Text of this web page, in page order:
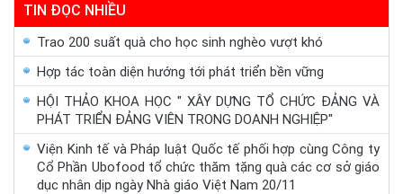
TIN ĐỌC NHIỀU
Trao 200 suất quà cho học sinh nghèo vượt khó
Hợp tác toàn diện hướng tới phát triển bền vững
HỘI THẢO KHOA HỌC " XÂY DỰNG TỔ CHỨC ĐẢNG VÀ
PHÁT TRIỂN ĐẢNG VIÊN TRONG DOANH NGHIỆP"
Viện Kinh tế và Pháp luật Quốc tế phối hợp cùng Công ty
Cổ Phần Ubofood tổ chức thăm tặng quà các cơ sở giáo
dục nhân dịp ngày Nhà giáo Việt Nam 20/11